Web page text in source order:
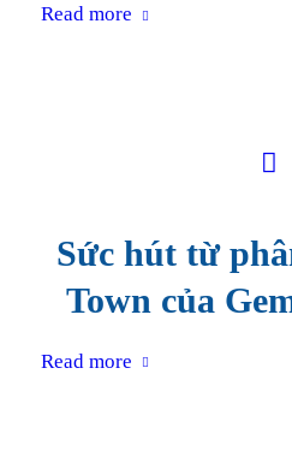
Read more
Sức hút từ
Town của
Read more